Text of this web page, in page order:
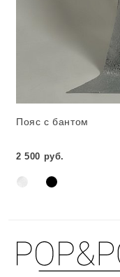
Пояс с бантом
2 500 руб.